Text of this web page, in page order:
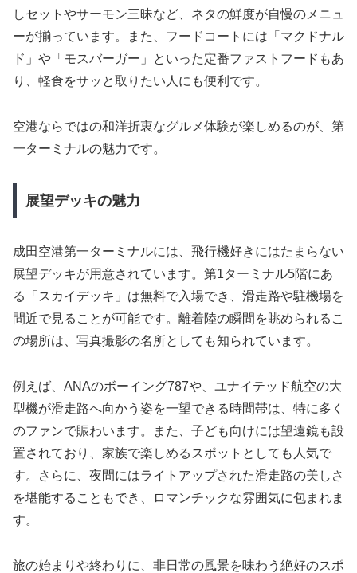
しセットやサーモン三昧など、ネタの鮮度が自慢のメニュ
ーが揃っています。また、フードコートには「マクドナル
ド」や「モスバーガー」といった定番ファストフードもあ
り、軽食をサッと取りたい人にも便利です。
空港ならではの和洋折衷なグルメ体験が楽しめるのが、第
一ターミナルの魅力です。
展望デッキの魅力
成田空港第一ターミナルには、飛行機好きにはたまらない
展望デッキが用意されています。第1ターミナル5階にあ
る「スカイデッキ」は無料で入場でき、滑走路や駐機場を
間近で見ることが可能です。離着陸の瞬間を眺められるこ
の場所は、写真撮影の名所としても知られています。
例えば、ANAのボーイング787や、ユナイテッド航空の大
型機が滑走路へ向かう姿を一望できる時間帯は、特に多く
のファンで賑わいます。また、子ども向けには望遠鏡も設
置されており、家族で楽しめるスポットとしても人気で
す。さらに、夜間にはライトアップされた滑走路の美しさ
を堪能することもでき、ロマンチックな雰囲気に包まれま
す。
旅の始まりや終わりに、非日常の風景を味わう絶好のスポ